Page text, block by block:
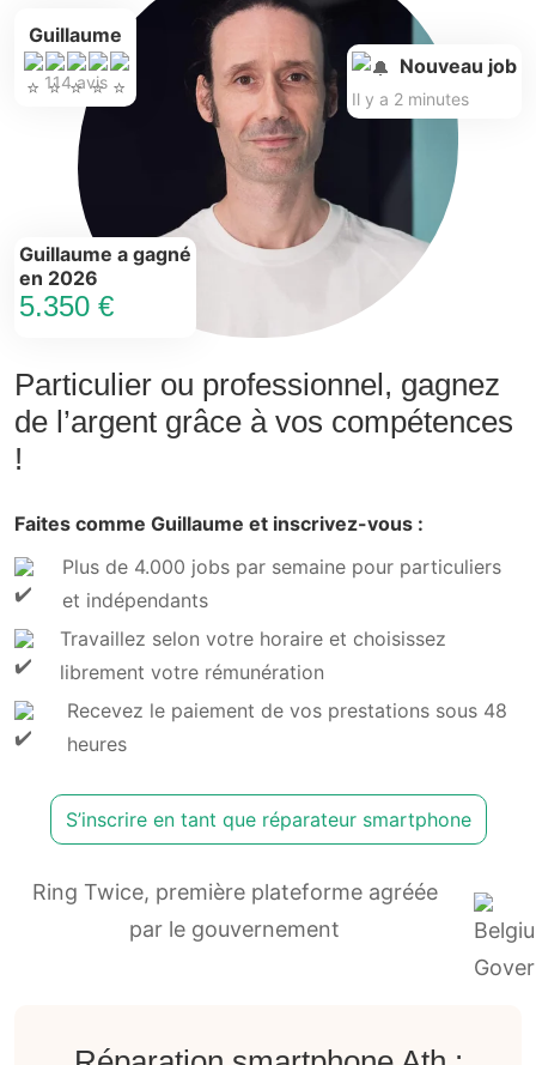
Particulier ou professionnel, gagnez
de l’argent grâce à vos compétences
!
Faites comme Guillaume et inscrivez-vous :
Plus de 4.000 jobs par semaine pour particuliers
et indépendants
Travaillez selon votre horaire et choisissez
librement votre rémunération
Recevez le paiement de vos prestations sous 48
heures
S’inscrire en tant que réparateur smartphone
Guillaume
114 avis
Guillaume a gagné
en 2026
5.350 €
Nouveau job
Il y a 2 minutes
Ring Twice, première plateforme agréée
par le gouvernement